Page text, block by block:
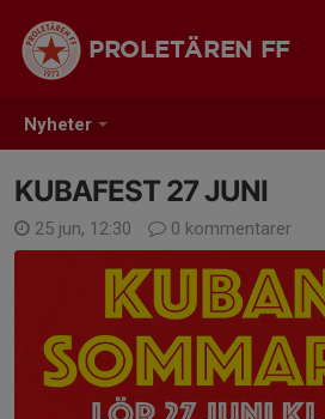
Nyheter
PROLETÄREN FF
KUBAFEST 27 JUNI
25 jun, 12:30 0 kommentarer